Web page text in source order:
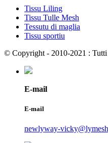
Tissu Liling
Tissu Tulle Mesh
Tessutu di maglia
Tissu sportiu
© Copyright - 2010-2021 :
E-mail
E-mail
newlyway-